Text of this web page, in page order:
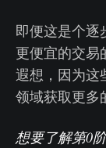
即便这是个逐
更便宜的交易
遐想，因为这
领域获取更多
想要了解第0